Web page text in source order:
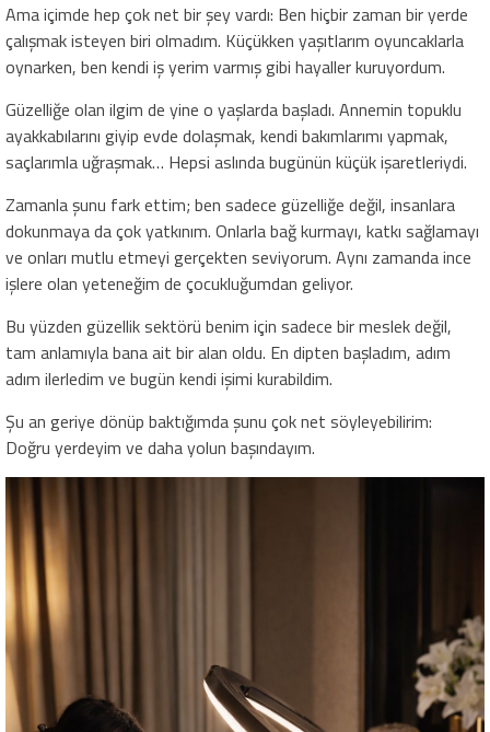
Ama içimde hep çok net bir şey vardı: Ben hiçbir zaman bir yerde
çalışmak isteyen biri olmadım. Küçükken yaşıtlarım oyuncaklarla
oynarken, ben kendi iş yerim varmış gibi hayaller kuruyordum.
Güzelliğe olan ilgim de yine o yaşlarda başladı. Annemin topuklu
ayakkabılarını giyip evde dolaşmak, kendi bakımlarımı yapmak,
saçlarımla uğraşmak… Hepsi aslında bugünün küçük işaretleriydi.
Zamanla şunu fark ettim; ben sadece güzelliğe değil, insanlara
dokunmaya da çok yatkınım. Onlarla bağ kurmayı, katkı sağlamayı
ve onları mutlu etmeyi gerçekten seviyorum. Aynı zamanda ince
işlere olan yeteneğim de çocukluğumdan geliyor.
Bu yüzden güzellik sektörü benim için sadece bir meslek değil,
tam anlamıyla bana ait bir alan oldu. En dipten başladım, adım
adım ilerledim ve bugün kendi işimi kurabildim.
Şu an geriye dönüp baktığımda şunu çok net söyleyebilirim:
Doğru yerdeyim ve daha yolun başındayım.